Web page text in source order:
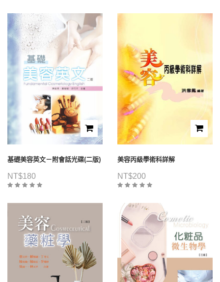
基礎美容英文－附會話光碟(二版)
NT$180
美容丙級學術科詳解
NT$200